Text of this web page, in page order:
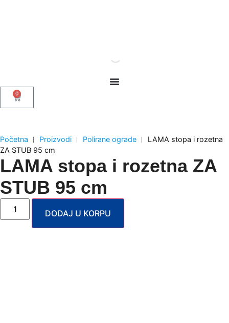
0
Početna ︱ Proizvodi ︱ Polirane ograde ︱ LAMA stopa i rozetna
ZA STUB 95 cm
LAMA stopa i rozetna ZA
STUB 95 cm
DODAJ U KORPU